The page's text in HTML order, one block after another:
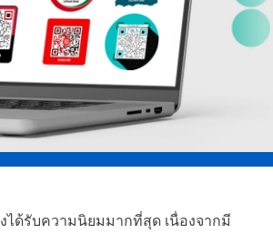
ได้รับความนิยมมากที่สุด เนื่องจากมี